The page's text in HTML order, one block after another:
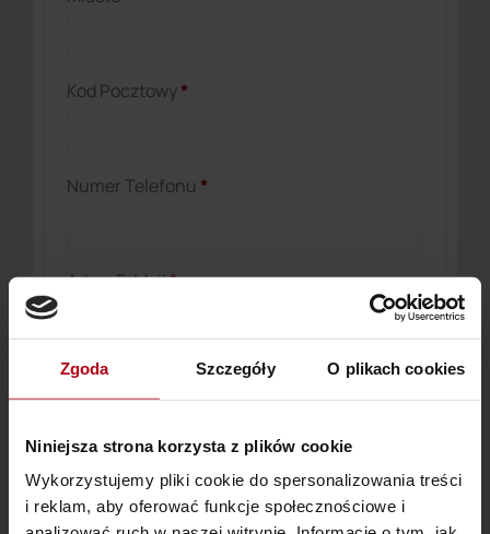
Zgoda Szczegóły O plikach cookies
Niniejsza strona korzysta z plików cookie
Wykorzystujemy pliki cookie do spersonalizowania treści
i reklam, aby oferować funkcje społecznościowe i
Kod Pocztowy*
Numer Telefonu *
Adres E-Mail*